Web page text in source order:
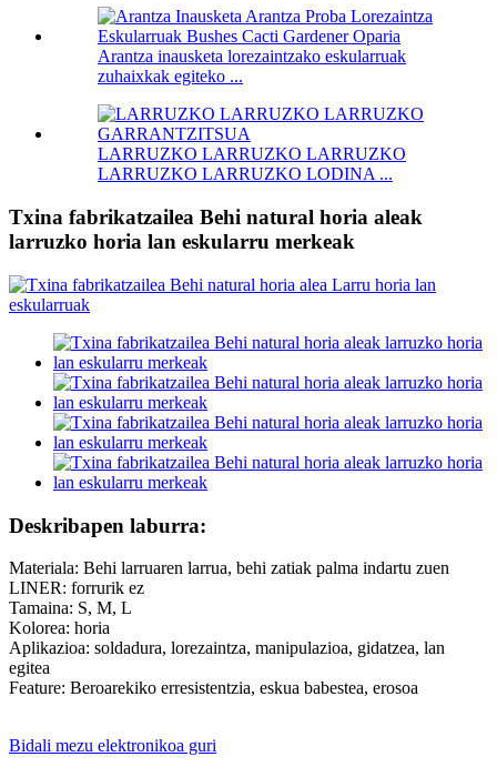
Arantza inausketa lorezaintzako eskularruak
zuhaixkak egiteko ...
LARRUZKO LARRUZKO LARRUZKO
LARRUZKO LARRUZKO LODINA ...
Txina fabrikatzailea Behi natural horia aleak
larruzko horia lan eskularru merkeak
Deskribapen laburra:
Materiala: Behi larruaren larrua, behi zatiak palma indartu zuen
LINER: forrurik ez
Tamaina: S, M, L
Kolorea: horia
Aplikazioa: soldadura, lorezaintza, manipulazioa, gidatzea, lan
egitea
Feature: Beroarekiko erresistentzia, eskua babestea, erosoa
Bidali mezu elektronikoa guri